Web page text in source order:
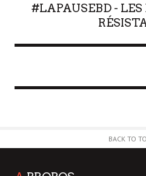
#LAPAUSEBD -
BACK TO